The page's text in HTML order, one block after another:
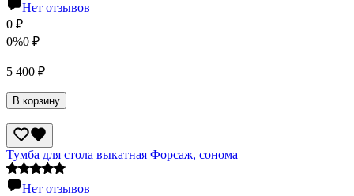
Нет отзывов
0 ₽
0%0 ₽
5 400 ₽
В корзину
Тумба для стола выкатная Форсаж, сонома
Нет отзывов